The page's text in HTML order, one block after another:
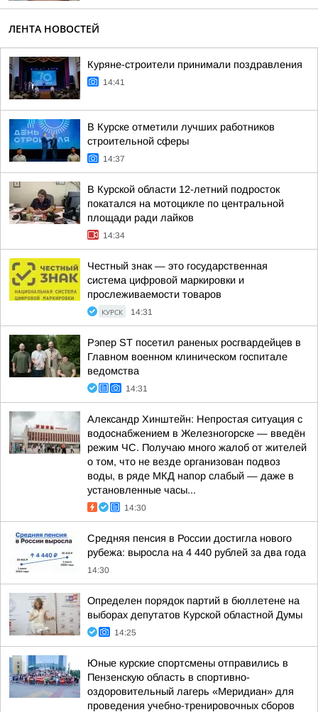
ЛЕНТА НОВОСТЕЙ
Куряне-строители принимали поздравления
14:41
В Курске отметили лучших работников
строительной сферы
14:37
В Курской области 12-летний подросток
покатался на мотоцикле по центральной
площади ради лайков
14:34
Честный знак — это государственная
система цифровой маркировки и
прослеживаемости товаров
КУРСК 14:31
Рэпер ST посетил раненых росгвардейцев в
Главном военном клиническом госпитале
ведомства
14:31
Александр Хинштейн: Непростая ситуация с
водоснабжением в Железногорске — введён
режим ЧС. Получаю много жалоб от жителей
о том, что не везде организован подвоз
воды, в ряде МКД напор слабый — даже в
установленные часы...
14:30
Средняя пенсия в России достигла нового
рубежа: выросла на 4 440 рублей за два года
14:30
Определен порядок партий в бюллетене на
выборах депутатов Курской областной Думы
14:25
Юные курские спортсмены отправились в
Пензенскую область в спортивно-
оздоровительный лагерь «Меридиан» для
проведения учебно-тренировочных сборов